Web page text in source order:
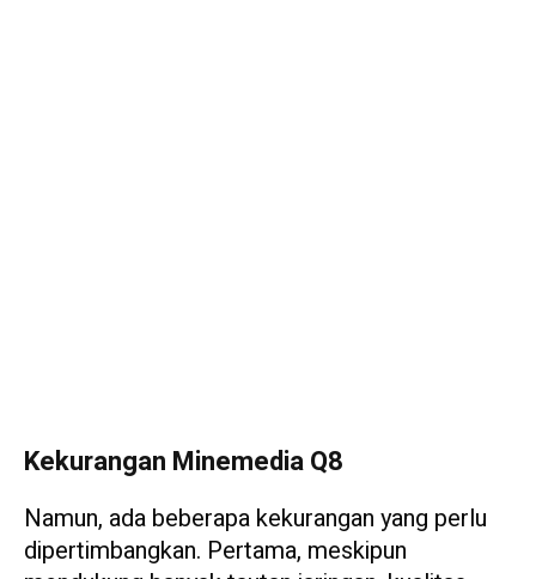
Kekurangan Minemedia Q8
Namun, ada beberapa kekurangan yang perlu
dipertimbangkan. Pertama, meskipun